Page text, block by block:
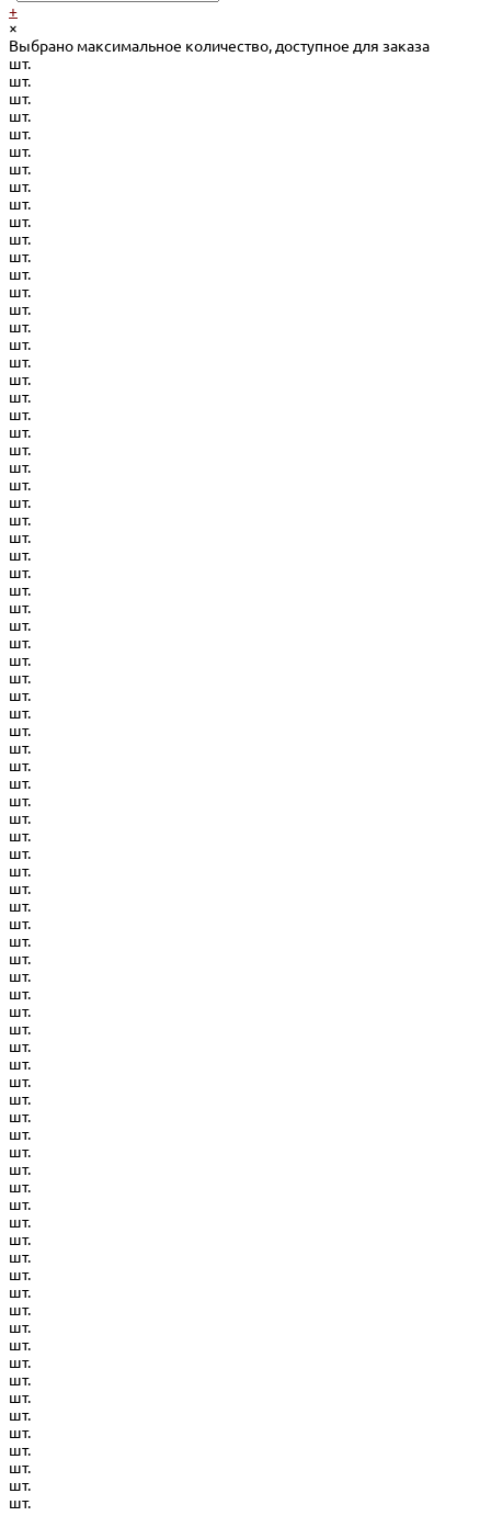
+
×
Выбрано максимальное количество, доступное для заказа
шт.
шт.
шт.
шт.
шт.
шт.
шт.
шт.
шт.
шт.
шт.
шт.
шт.
шт.
шт.
шт.
шт.
шт.
шт.
шт.
шт.
шт.
шт.
шт.
шт.
шт.
шт.
шт.
шт.
шт.
шт.
шт.
шт.
шт.
шт.
шт.
шт.
шт.
шт.
шт.
шт.
шт.
шт.
шт.
шт.
шт.
шт.
шт.
шт.
шт.
шт.
шт.
шт.
шт.
шт.
шт.
шт.
шт.
шт.
шт.
шт.
шт.
шт.
шт.
шт.
шт.
шт.
шт.
шт.
шт.
шт.
шт.
шт.
шт.
шт.
шт.
шт.
шт.
шт.
шт.
шт.
шт.
шт.